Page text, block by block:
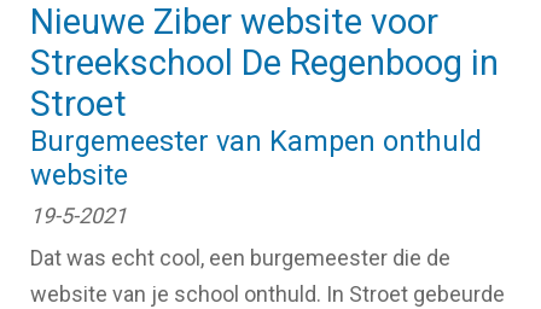
Nieuwe Ziber website voor
Streekschool De Regenboog in
Stroet
Burgemeester van Kampen onthuld
website
19-5-2021
Dat was echt cool, een burgemeester die de
website van je school onthuld. In Stroet gebeurde